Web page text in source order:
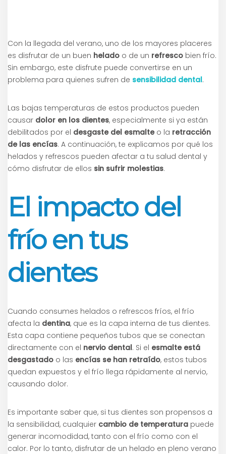
Con la llegada del verano, uno de los mayores placeres
es disfrutar de un buen helado o de un refresco bien frío.
Sin embargo, este disfrute puede convertirse en un
problema para quienes sufren de sensibilidad dental.
Las bajas temperaturas de estos productos pueden
causar dolor en los dientes, especialmente si ya están
debilitados por el desgaste del esmalteo la retracción
de las encías. A continuación, te explicamos por qué los
helados y refrescos pueden afectar a tu salud dental y
cómo disfrutar de ellos sin sufrir molestias.
El impacto del
frío en tus
dientes
Cuando consumes helados o refrescos fríos, el frío
afecta la dentina, que es la capa interna de tus dientes.
Esta capa contiene pequeños tubos que se conectan
directamente con el nervio dental. Si el esmalte está
desgastado o las encías se han retraído, estos tubos
quedan expuestos y el frío llega rápidamente al nervio,
causando dolor.
Es importante saber que, si tus dientes son propensos a
la sensibilidad, cualquier cambio de temperatura puede
generar incomodidad, tanto con el frío como con el
calor. Por lo tanto, disfrutar de un helado en pleno verano